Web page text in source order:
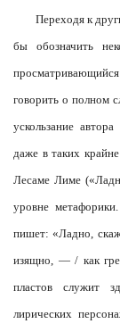
Переходя к
бы обозначить
говорить о полном
ускользание
даже в таких
Лесаме Лиме
уровне
пишет: «Ладно,
изящно, — / как
пластов служит
лирических